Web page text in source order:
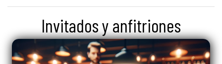
Invitados y anfitriones